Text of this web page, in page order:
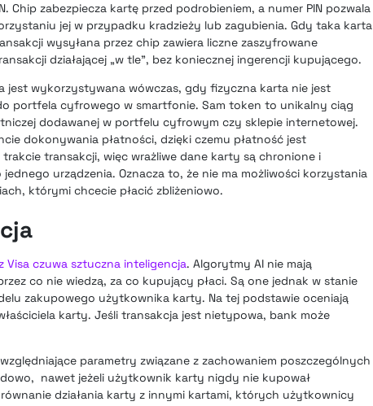
Chip zabezpiecza kartę przed podrobieniem, a numer PIN pozwala
jej w przypadku kradzieży lub zagubienia. Gdy taka karta
wysyłana przez chip zawiera liczne zaszyfrowane
działającej „w tle”, bez koniecznej ingerencji kupującego.
jest wykorzystywana wówczas, gdy fizyczna karta nie jest
portfela cyfrowego w smartfonie. Sam token to unikalny ciąg
dodawanej w portfelu cyfrowym czy sklepie internetowej.
dokonywania płatności, dzięki czemu płatność jest
transakcji, więc wrażliwe dane karty są chronione i
urządzenia. Oznacza to, że nie ma możliwości korzystania
którymi chcecie płacić zbliżeniowo.
czuwa sztuczna inteligencja. Algorytmy AI nie mają
co nie wiedzą, za co kupujący płaci. Są one jednak w stanie
zakupowego użytkownika karty. Na tej podstawie oceniają
karty. Jeśli transakcja jest nietypowa, bank może
parametry związane z zachowaniem poszczególnych
nawet jeżeli użytkownik karty nigdy nie kupował
działania karty z innymi kartami, których użytkownicy